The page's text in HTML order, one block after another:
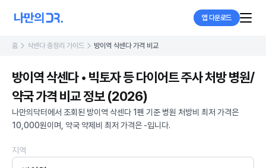
앱 다운로드
홈 삭센다 총정리 가이드 방이역 삭센다 가격 비교
방이역 삭센다 • 빅토자 등 다이어트 주사 처방 병원/
약국 가격 비교 정보 (2026)
나만의닥터에서 조회된 방이역 삭센다 1펜 기준 병원 처방비 최저 가격은
10,000원이며, 약국 약제비 최저 가격은 -입니다.
지역